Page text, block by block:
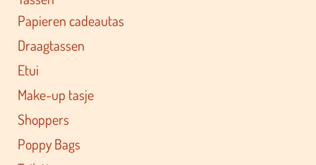
Papieren cadeautas
Draagtassen
Etui
Make-up tasje
Shoppers
Poppy Bags